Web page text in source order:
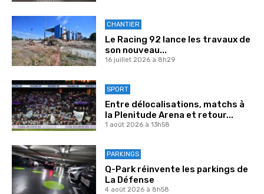
CHANTIER
Le Racing 92 lance les travaux de
son nouveau...
16 juillet 2026 à 8h29
SPORT
Entre délocalisations, matchs à
la Plenitude Arena et retour...
1 août 2026 à 13h58
PARKINGS
Q-Park réinvente les parkings de
La Défense
4 août 2026 à 8h58